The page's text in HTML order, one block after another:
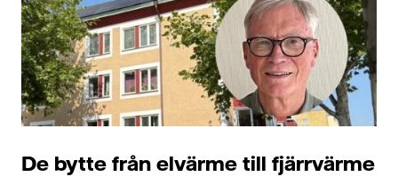
De bytte från elvärme till fjärrvärme